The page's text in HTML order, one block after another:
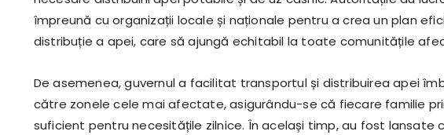
împreună cu organizații locale și naționale pentru a crea un plan
distribuție a apei, care să ajungă echitabil la toate comunitățile
De asemenea, guvernul a facilitat transportul și distribuirea apei
către zonele cele mai afectate, asigurându-se că fiecare familie
suficient pentru necesitățile zilnice. În același timp, au fost lansate